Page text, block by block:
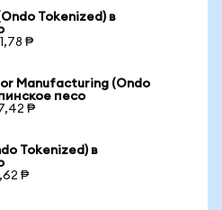
Tokenized) в
₱
Manufacturing (Ondo
песо
₱
Tokenized) в
₱